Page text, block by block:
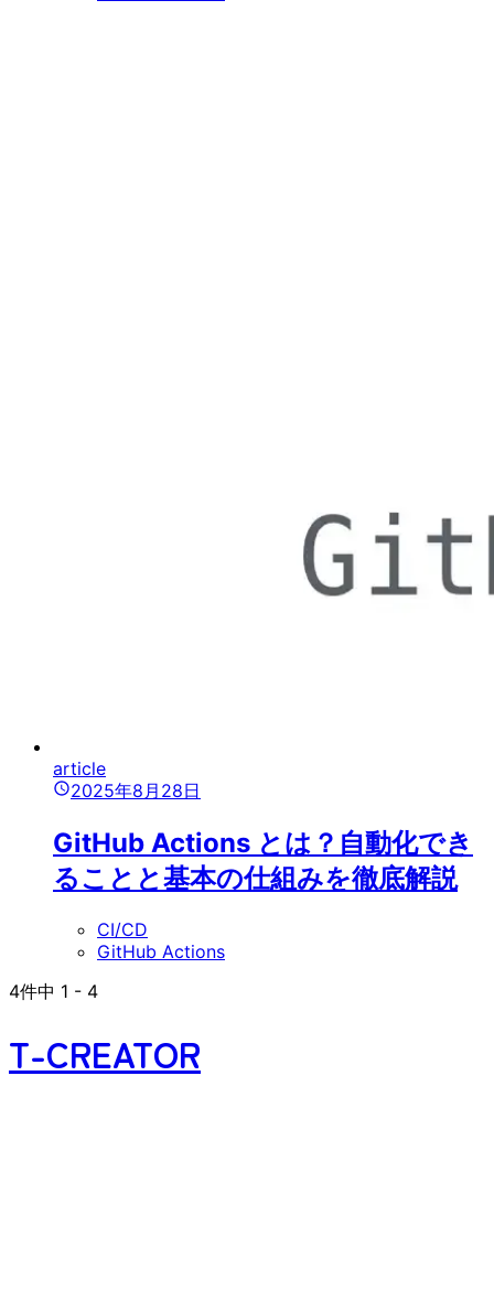
article
2025年8月28日
GitHub Actions とは？自動化でき
ることと基本の仕組みを徹底解説
CI/CD
GitHub Actions
4件中 1 - 4
T-CREATOR